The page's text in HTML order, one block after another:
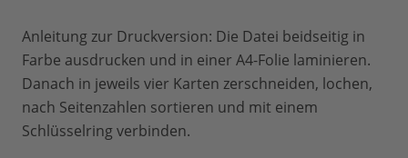
Anleitung zur Druckversion: Die Datei beidseitig in
Farbe ausdrucken und in einer A4-Folie laminieren.
Danach in jeweils vier Karten zerschneiden, lochen,
nach Seitenzahlen sortieren und mit einem
Schlüsselring verbinden.